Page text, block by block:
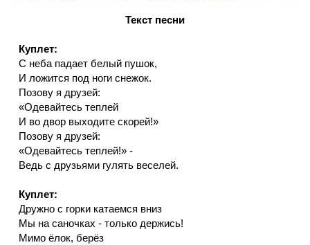
Текст песни
Куплет:
С неба падает белый пушок,
И ложится под ноги снежок.
Позову я друзей:
«Одевайтесь теплей
И во двор выходите скорей!»
Позову я друзей:
«Одевайтесь теплей!» -
Ведь с друзьями гулять веселей.
Куплет:
Дружно с горки катаемся вниз
Мы на саночках - только держись!
Мимо ёлок, берёз